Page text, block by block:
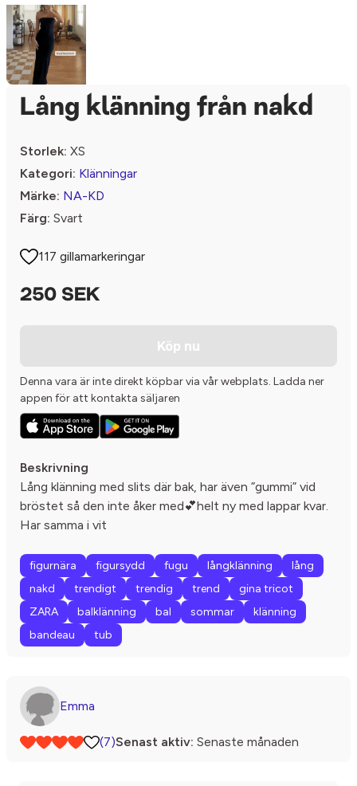
Lång klänning från nakd
Storlek: XS
Kategori: Klänningar
Märke: NA-KD
Färg: Svart
117 gillamarkeringar
250 SEK
Köp nu
Denna vara är inte direkt köpbar via vår webplats. Ladda ner
appen för att kontakta säljaren
Beskrivning
Lång klänning med slits där bak, har även ”gummi” vid
bröstet så den inte åker med💕helt ny med lappar kvar.
Har samma i vit
figurnära figursydd fugu långklänning
lång
nakd
trendigt trendig trend
gina tricot
ZARA
balklänning bal sommar
klänning
bandeau
tub
Emma
(7)Senast aktiv: Senaste månaden